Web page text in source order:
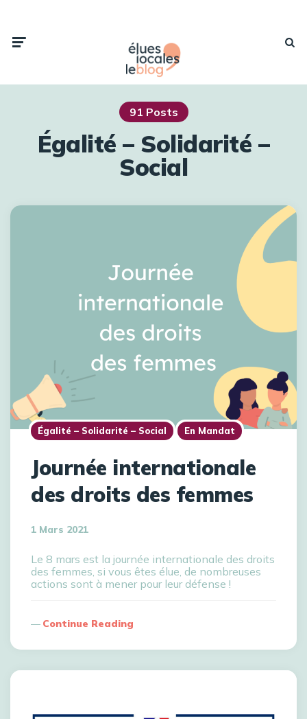
91 Posts
Égalité – Solidarité –
Social
Égalité – Solidarité – Social En Mandat
Journée internationale
des droits des femmes
1 Mars 2021
Le 8 mars est la journée internationale des droits
des femmes, si vous êtes élue, de nombreuses
actions sont à mener pour leur défense !
Continue Reading